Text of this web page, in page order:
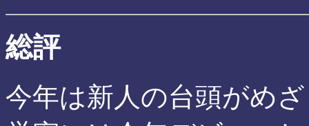
総評
今年は新人の台頭がめ